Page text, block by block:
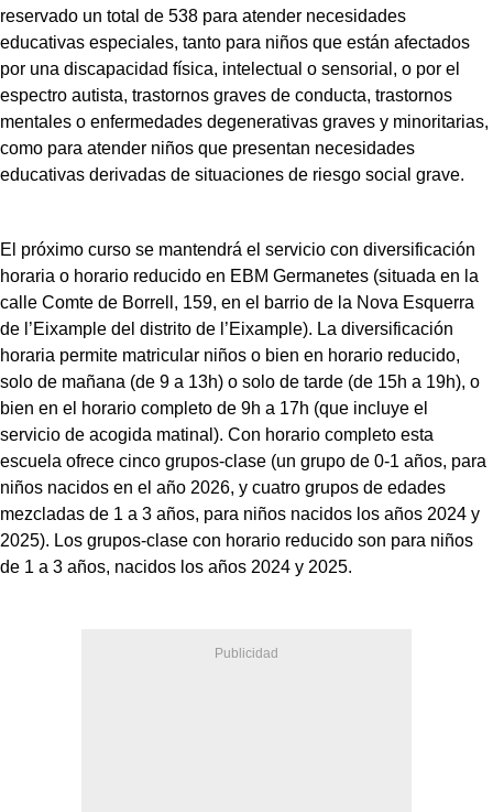
reservado un total de 538 para atender necesidades
educativas especiales, tanto para niños que están afectados
por una discapacidad física, intelectual o sensorial, o por el
espectro autista, trastornos graves de conducta, trastornos
mentales o enfermedades degenerativas graves y minoritarias,
como para atender niños que presentan necesidades
educativas derivadas de situaciones de riesgo social grave.
El próximo curso se mantendrá el servicio con diversificación
horaria o horario reducido en EBM Germanetes (situada en la
calle Comte de Borrell, 159, en el barrio de la Nova Esquerra
de l’Eixample del distrito de l’Eixample). La diversificación
horaria permite matricular niños o bien en horario reducido,
solo de mañana (de 9 a 13h) o solo de tarde (de 15h a 19h), o
bien en el horario completo de 9h a 17h (que incluye el
servicio de acogida matinal). Con horario completo esta
escuela ofrece cinco grupos-clase (un grupo de 0-1 años, para
niños nacidos en el año 2026, y cuatro grupos de edades
mezcladas de 1 a 3 años, para niños nacidos los años 2024 y
2025). Los grupos-clase con horario reducido son para niños
de 1 a 3 años, nacidos los años 2024 y 2025.